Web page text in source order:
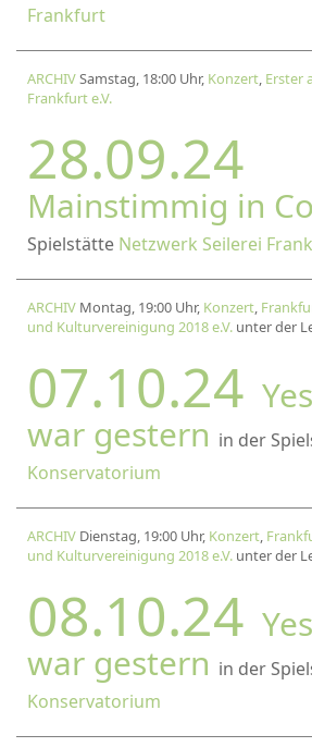
Frankfurt
ARCHIVSamstag, 18:00 Uhr, Konzert, Erster
Frankfurt e.V.
28.09.24
Mainstimmig in
Spielstätte Netzwerk Seilerei
ARCHIV Montag, 19:00 Uhr, Konzert,
und Kulturvereinigung 2018 e.V. unter der
07.10.24
war gestern in der
Konservatorium
ARCHIV Dienstag, 19:00 Uhr, Konzert,
und Kulturvereinigung 2018 e.V. unter der
08.10.24
war gestern in der
Konservatorium